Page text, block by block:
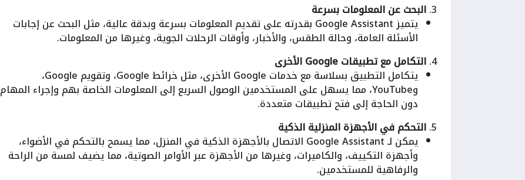
3. البحث عن المعلومات بسرعة
يتميز Google Assistant بقدرته على تقديم المعلومات بسرعة وبدقة عالية، مثل البحث عن إجابات
الأسئلة العامة، وحالة الطقس، والأخبار، وأوقات الرحلات الجوية، وغيرها من المعلومات.
4. التكامل مع تطبيقات Google الأخرى
يتكامل التطبيق بسلاسة مع خدمات Google الأخرى، مثل خرائط Google، وتقويم Google،
وYouTube، مما يسهل على المستخدمين الوصول السريع إلى المعلومات الخاصة بهم وإجراء المهام
دون الحاجة إلى فتح تطبيقات متعددة.
5. التحكم في الأجهزة المنزلية الذكية
يمكن لـ Google Assistant الاتصال بالأجهزة الذكية في المنزل، مما يسمح بالتحكم في الأضواء،
وأجهزة التكييف، والكاميرات، وغيرها من الأجهزة عبر الأوامر الصوتية، مما يضيف لمسة من الراحة
والرفاهية للمستخدمين.